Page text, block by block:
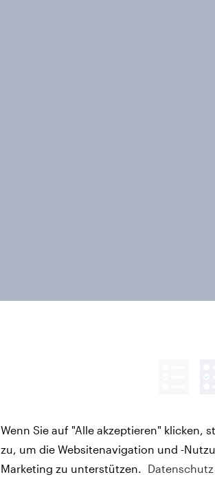
Wenn Sie auf "Alle akzeptieren" klicken,
zu, um die Websitenavigation und -
Marketing zu unterstützen.